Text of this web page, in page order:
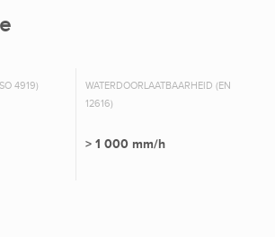
4919)
WATERDOORLAATBAARHEID (EN
12616)
> 1 000 mm/h